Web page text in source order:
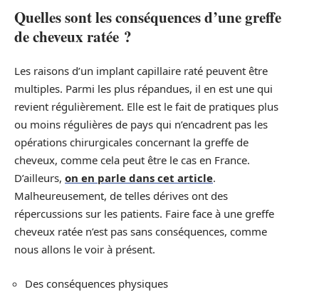
Quelles sont les conséquences d’une greffe
de cheveux ratée ?
Les raisons d’un implant capillaire raté peuvent être
multiples. Parmi les plus répandues, il en est une qui
revient régulièrement. Elle est le fait de pratiques plus
ou moins régulières de pays qui n’encadrent pas les
opérations chirurgicales concernant la greffe de
cheveux, comme cela peut être le cas en France.
D’ailleurs, on en parle dans cet article.
Malheureusement, de telles dérives ont des
répercussions sur les patients. Faire face à une greffe
cheveux ratée n’est pas sans conséquences, comme
nous allons le voir à présent.
Des conséquences physiques